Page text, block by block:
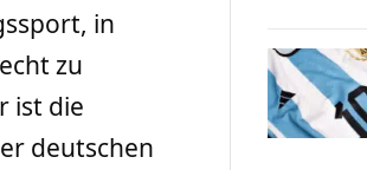
in
zu
ist die
deutschen